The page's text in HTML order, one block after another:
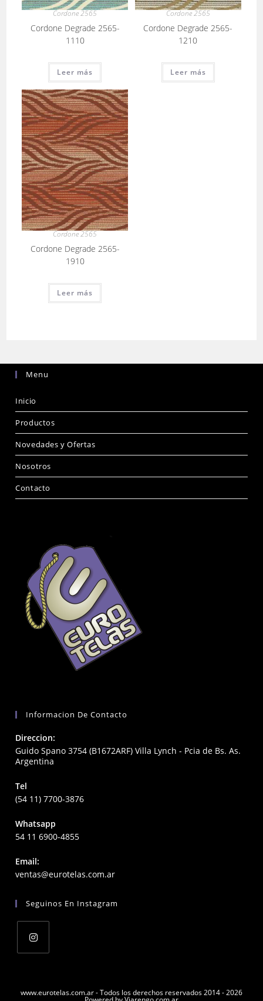
Cordone 2565
Cordone Degrade 2565-
1110
Leer más
Cordone 2565
Cordone Degrade 2565-
1210
Leer más
Cordone 2565
Cordone Degrade 2565-
1910
Leer más
Menu
Inicio
Productos
Novedades y Ofertas
Nosotros
Contacto
Informacion De Contacto
Direccion:
Guido Spano 3754 (B1672ARF) Villa Lynch - Pcia de Bs. As.
Argentina
Tel
(54 11) 7700-3876
Whatsapp
54 11 6900-4855
Email:
ventas@eurotelas.com.arOpens
application
Seguinos En Instagram
awww.eurotelas.com.ar - Todos los derechos reservados 2014 - 2026